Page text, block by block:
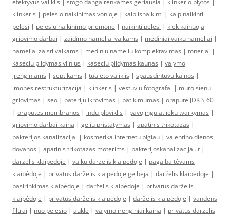
efektyvus valiklis | stogo danga renkames geriausia | klinkerio plytos |
klinkeris | pelesio naikinimas vonioje | kaip isnaikinti | kaip naikinti
pelesi | pelesiu naikinimo priemone | naikinti pelesi | kiek kainuoja
griovimo darbai | zaidimo nameliai vaikams | mediniai vaiku nameliai |
nameliai zaisti vaikams | mediniu nameliu komplektavimas | toneriai |
kaseciu pildymas vilnius | kaseciu pildymas kaunas | valymo
įrenginiams | septikams | tualeto valiklis | spausdintuvu kainos |
imones restrukturizacija | klinkeris | vestuviu fotografai | muro sienu
griovimas | seo | bateriju ikrovimas | patikimumas | orapute JDK S 60
| oraputes membranos | indu ploviklis | pavojingu atlieku tvarkymas |
griovimo darbai kaina | geliu pristatymas | apatinis trikotazas |
bakterijos kanalizacijai | kosmetika internetu pigiau | valentino dienos
dovanos | apatinis trikotazas moterims | bakterijoskanalizacijai.lt |
darzelis klaipedoje | vaiku darzelis klaipedoje | pagalba tėvams
klaipėdoje | privatus darželis klaipėdoje gelbėja | darželis klaipėdoje |
pasirinkimas klaipėdoje | darželis klaipėdoje | privatus darželis
klaipėdoje | privatus darželis klaipėdoje | darželis klaipėdoje | vandens
filtrai | nuo pelesio | aukle | valymo irenginiai kaina | privatus darzelis